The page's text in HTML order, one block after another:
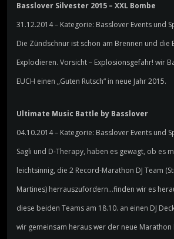
Basslover Silvester 2015 – XXL Bombe
31.12.2014 – Kategorie: Basslover Events und
Die Zündschnur ist schon am Brennen und die
Explodieren. Vorsicht – Explosionsgefahr! wir
EUCH einen „Guten Rutsch“ in neue Jahr 2015.
Ultimate Music Battle by Basslover
04.10.2014 – Kategorie: Basslover Events und
Sagli und D-Therapy, haben es gewagt, ob es
leichtsinnig, die 2 Record-Marathon DJ Team
Martines) herrauszufordern…finden wir es
diese beiden Teams am 18.10. an einen DJ
wir gemeinsam heraus wer der neue Marathon